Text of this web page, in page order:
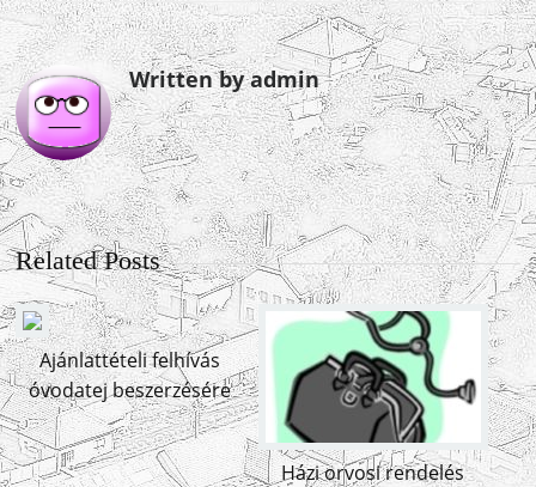
Written by admin
Related Posts
Ajánlattételi felhívás
óvodatej beszerzésére
Házi orvosi rendelés